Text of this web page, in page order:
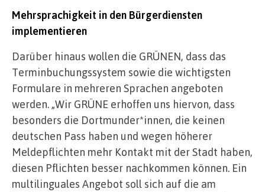
Mehrsprachigkeit in den Bürgerdiensten
implementieren
Darüber hinaus wollen die GRÜNEN, dass das
Terminbuchungssystem sowie die wichtigsten
Formulare in mehreren Sprachen angeboten
werden. „Wir GRÜNE erhoffen uns hiervon, dass
besonders die Dortmunder*innen, die keinen
deutschen Pass haben und wegen höherer
Meldepflichten mehr Kontakt mit der Stadt haben,
diesen Pflichten besser nachkommen können. Ein
multilinguales Angebot soll sich auf die am